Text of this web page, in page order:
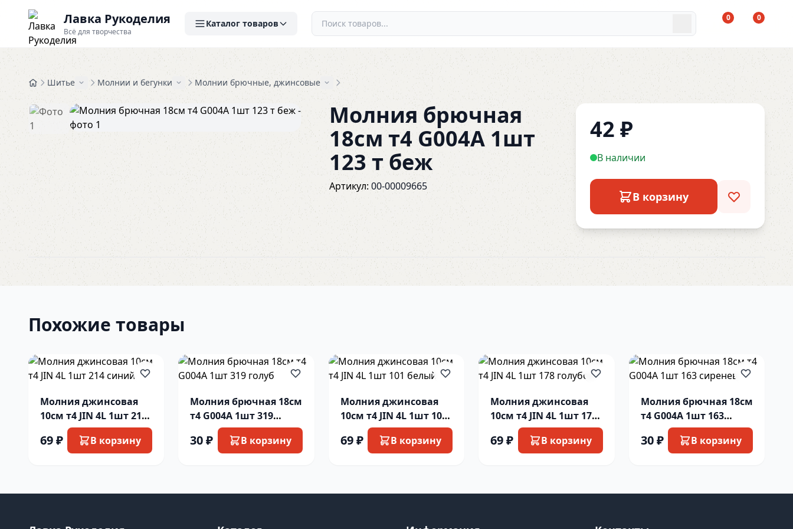
Лавка Рукоделия
Всё для творчества
Каталог товаров
0 0
Шитье Молнии и бегунки Молнии брючные, джинсовые
Молния брючная
18см т4 G004A 1шт
123 т беж
Артикул:00-00009665
42 ₽
В наличии
В корзину
Похожие товары
Молния джинсовая
10см т4 JIN 4L 1шт 214
синий
69 ₽ В корзину
Молния брючная 18см
т4 G004A 1шт 319
голуб
30 ₽ В корзину
Молния джинсовая
10см т4 JIN 4L 1шт 101
белый
69 ₽ В корзину
Молния джинсовая
10см т4 JIN 4L 1шт 178
голубой
69 ₽ В корзину
Молния брючная 18см
т4 G004A 1шт 163
сиренев
30 ₽ В корзину